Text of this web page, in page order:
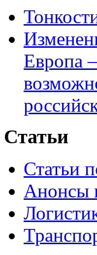
Европа
Статьи
Статьи
Анонсы